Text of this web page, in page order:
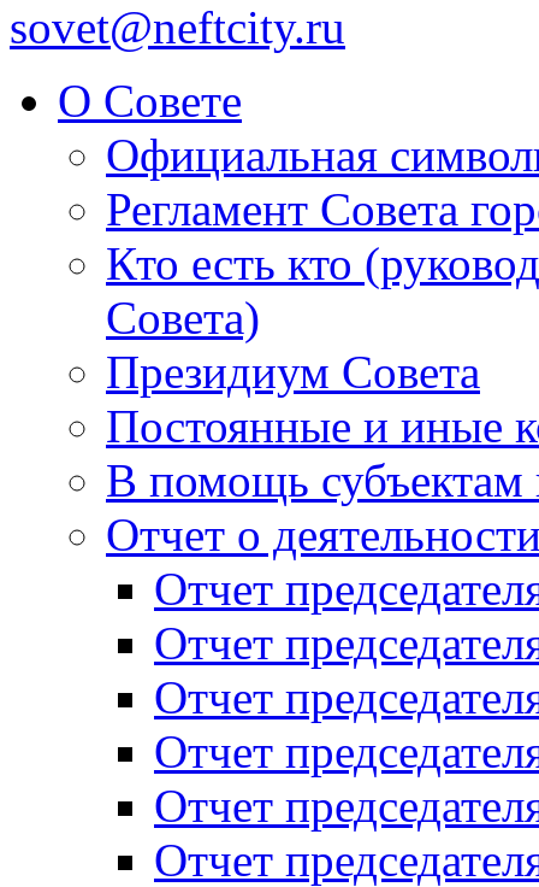
sovet@neftcity.ru
О Совете
Официальная
Регламент Совета
Кто есть кто
Совета)
Президиум Совета
Постоянные и иные
В помощь субъектам
Отчет о
Отчет
Отчет
Отчет
Отчет
Отчет
Отчет